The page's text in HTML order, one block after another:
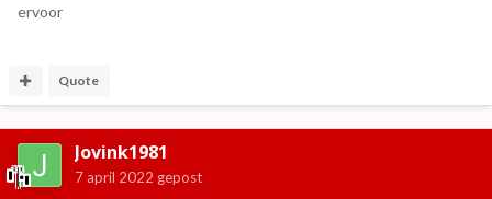
ervoor
Quote
Jovink1981
7 april 2022 gepost